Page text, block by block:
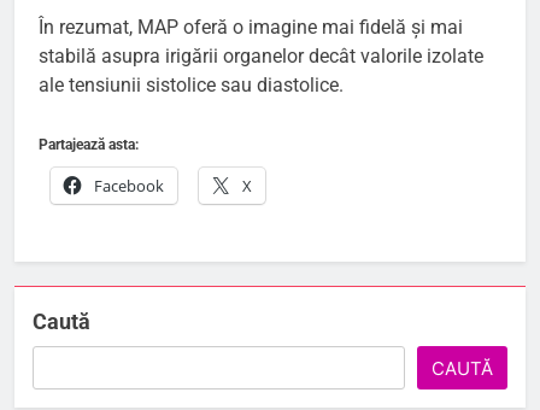
În rezumat, MAP oferă o imagine mai fidelă și mai
stabilă asupra irigării organelor decât valorile izolate
ale tensiunii sistolice sau diastolice.
Partajează asta:
Facebook X
Caută
CAUTĂ